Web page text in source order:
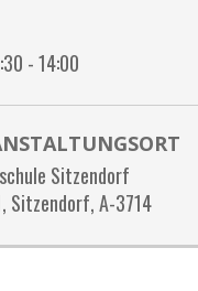
Balcar,
und Architekten
der Schülerinnen und
mit Landesrätin
in Vertretung von
Mikl-Leitner und
- 14:00
Sitzendorf
Sitzendorf, A-3714